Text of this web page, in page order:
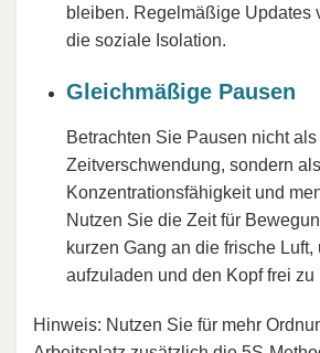
bleiben. Regelmäßige Updates
die soziale Isolation.
Gleichmäßige Pausen
Betrachten Sie Pausen nicht als
Zeitverschwendung, sondern
Konzentrationsfähigkeit und
Nutzen Sie die Zeit für
kurzen Gang an die frische Luft,
aufzuladen und den Kopf frei zu
Hinweis: Nutzen Sie für mehr